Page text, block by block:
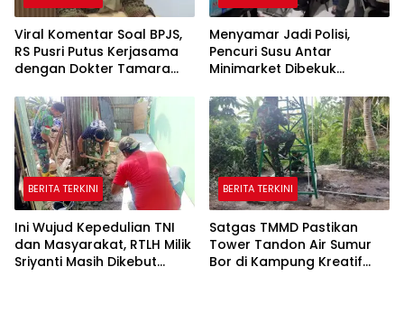
Viral Komentar Soal BPJS,
RS Pusri Putus Kerjasama
dengan Dokter Tamara
Menyamar Jadi Polisi,
Pencuri Susu Antar
Minimarket Dibekuk
BERITA TERKINI
Ini Wujud Kepedulian TNI
dan Masyarakat, RTLH Milik
Sriyanti Masih Dikebut
BERITA TERKINI
Satgas TMMD Pastikan
Tower Tandon Air Sumur
Bor di Kampung Kreatif